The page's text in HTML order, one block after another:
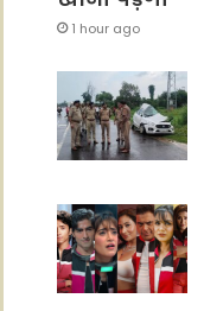
1 hour ago